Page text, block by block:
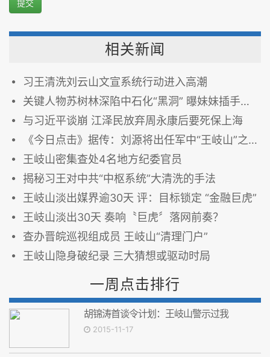
提交
相关新闻
习王清洗刘云山文宣系统行动进入高潮
关键人物苏树林深陷中石化“黑洞” 曝妹妹插手项目
与习近平谈崩 江泽民放弃周永康后要死保上海
《今日点击》据传：刘源将出任军中“王岐山”之职
王岐山密集查处4名地方纪委官员
揭秘习王对中共“中枢系统”大清洗的手法
王岐山淡出媒界逾30天 评：目标锁定 “金融巨虎”
王岐山淡出30天 奏响〝巨虎〞落网前奏？
查办晋皖巡视组成员 王岐山“清理门户”
王岐山隐身破纪录 三大猜想或驱动时局
一周点击排行
胡锦涛首谈令计划：王岐山警示过我
2015-11-17